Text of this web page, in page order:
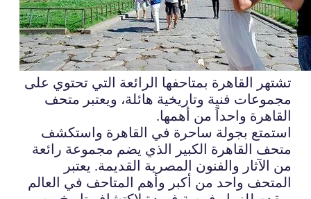
تشتهر القاهرة بمتاحفها الرائعة التي تحتوي على
مجموعات فنية وتاريخية هائلة، ويعتبر متحف
القاهرة واحداً من أهمها.
استمتع بجولة ساحرة في القاهرة واستكشف
متحف القاهرة الكبير الذي يضم مجموعة رائعة
من الآثار والفنون المصرية القديمة. يعتبر
المتحف واحد من أكبر وأهم المتاحف في العالم